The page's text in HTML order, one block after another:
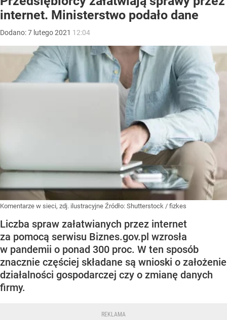
internet. Ministerstwo podało dane
Dodano:7 lutego2021 12:04
Komentarze w sieci, zdj. ilustracyjne Źródło: Shutterstock / fizkes
Liczba spraw załatwianych przez internet
za pomocą serwisu Biznes.gov.pl wzrosła
w pandemii o ponad 300 proc. W ten sposób
znacznie częściej składane są wnioski o założenie
działalności gospodarczej czy o zmianę danych
firmy.